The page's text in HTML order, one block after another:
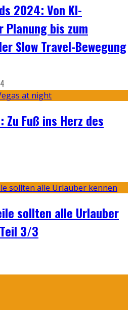
2024: Von KI-
bis zum
Slow Travel-Bewegung
Zu Fuß ins Herz des
sollten alle Urlauber
3/3